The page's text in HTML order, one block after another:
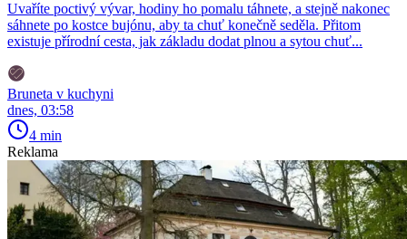
Uvaříte poctivý vývar, hodiny ho pomalu táhnete, a stejně nakonec
sáhnete po kostce bujónu, aby ta chuť konečně seděla. Přitom
existuje přírodní cesta, jak základu dodat plnou a sytou chuť...
Bruneta v kuchyni
dnes, 03:58
4 min
Reklama